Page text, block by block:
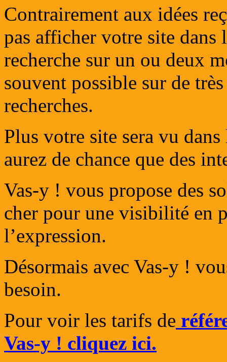
Contrairement aux idées
pas afficher votre site dans
recherche sur un ou deux
souvent possible sur de
recherches.
Plus votre site sera vu
aurez de chance que des
Vas-y ! vous propose des
cher pour une visibilité en
l’expression.
Désormais avec Vas-y !
besoin.
Pour voir les tarifs de
Vas-y ! cliquez ici.